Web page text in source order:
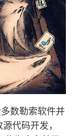
数勒索软件并
代码开发，